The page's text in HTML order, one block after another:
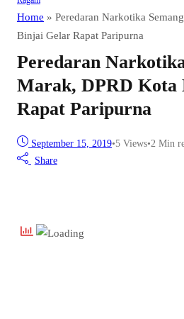
Home » Peredaran Narkotika
Binjai Gelar Rapat Paripurna
Peredaran
Marak, DPRD Kota
Rapat Paripurna
September 15, 2019•5 Views•2 Min
Share